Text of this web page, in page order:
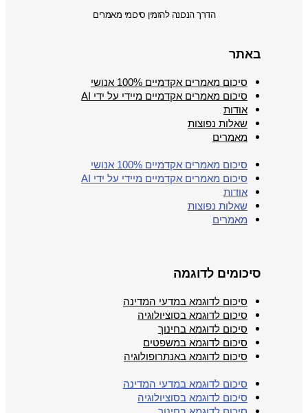
הדרך הנכונה להזמין סיכומי מאמרים
באתר
סיכום מאמרים אקדמיים 100% אנושי
סיכום מאמרים אקדמיים מיידי על ידי AI
אודות
שאלות נפוצות
מאמרים
סיכום מאמרים אקדמיים 100% אנושי
סיכום מאמרים אקדמיים מיידי על ידי AI
אודות
שאלות נפוצות
מאמרים
סיכומים לדוגמה
סיכום לדוגמא במדעי המדינה
סיכום לדוגמא בסוציולוגיה
סיכום לדוגמא בחינוך
סיכום לדוגמא במשפטים
סיכום לדוגמא באנתרופולוגיה
סיכום לדוגמא במדעי המדינה
סיכום לדוגמא בסוציולוגיה